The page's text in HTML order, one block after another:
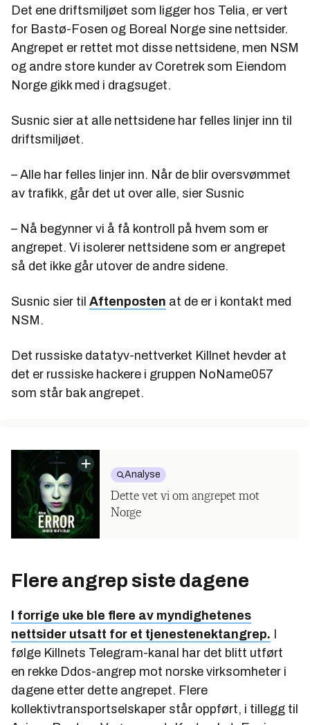
Det ene driftsmiljøet som ligger hos Telia, er vert
for Bastø-Fosen og Boreal Norge sine nettsider.
Angrepet er rettet mot disse nettsidene, men NSM
og andre store kunder av Coretrek som Eiendom
Norge gikk med i dragsuget.
Susnic sier at alle nettsidene har felles linjer inn til
driftsmiljøet.
– Alle har felles linjer inn. Når de blir oversvømmet
av trafikk, går det ut over alle, sier Susnic
– Nå begynner vi å få kontroll på hvem som er
angrepet. Vi isolerer nettsidene som er angrepet
så det ikke går utover de andre sidene.
Susnic sier til Aftenposten at de er i kontakt med
NSM.
Det russiske datatyv-nettverket Killnet hevder at
det er russiske hackere i gruppen NoName057
som står bak angrepet.
Analyse
Dette vet vi om angrepet mot
Norge
Flere angrep siste dagene
I forrige uke ble flere av myndighetenes
nettsider utsatt for et tjenestenektangrep.
følge Killnets Telegram-kanal har det blitt utført
en rekke Ddos-angrep mot norske virksomheter i
dagene etter dette angrepet. Flere
kollektivtransportselskaper står oppført, i tillegg til